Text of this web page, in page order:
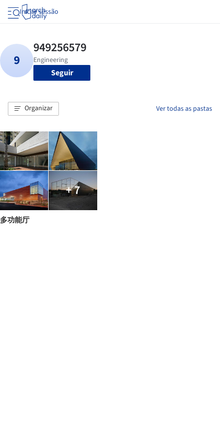
Iniciar sessão
Seguir
Organizar Ver todas as pastas
+ 7
多功能厅